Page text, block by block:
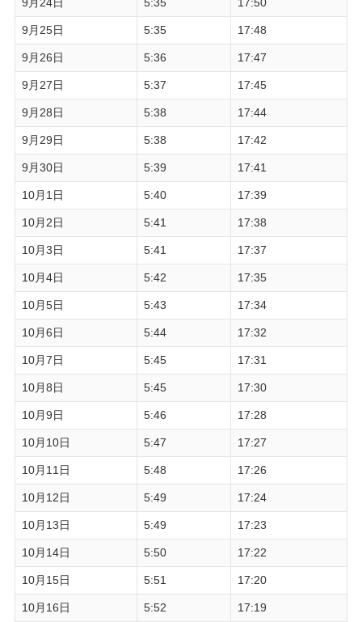
9月25日 5:35 17:48
9月26日 5:36 17:47
9月27日 5:37 17:45
9月28日 5:38 17:44
9月29日 5:38 17:42
9月30日 5:39 17:41
10月1日 5:40 17:39
10月2日 5:41 17:38
10月3日 5:41 17:37
10月4日 5:42 17:35
10月5日 5:43 17:34
10月6日 5:44 17:32
10月7日 5:45 17:31
10月8日 5:45 17:30
10月9日 5:46 17:28
10月10日 5:47 17:27
10月11日 5:48 17:26
10月12日 5:49 17:24
10月13日 5:49 17:23
10月14日 5:50 17:22
10月15日 5:51 17:20
10月16日 5:52 17:19